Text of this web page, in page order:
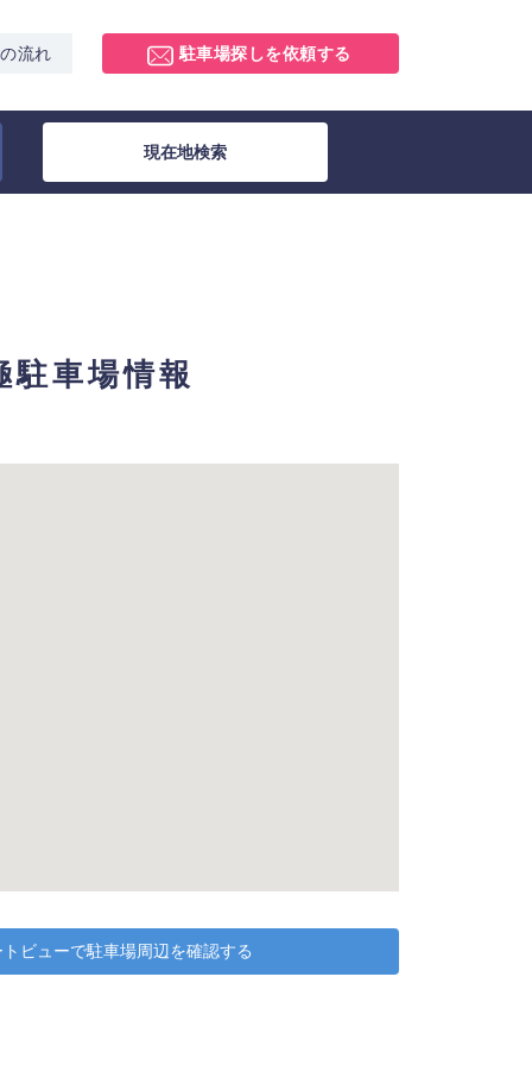
流れ 駐車場探しを依頼する
現在地検索
駐車場情報
ビューで駐車場周辺を確認する